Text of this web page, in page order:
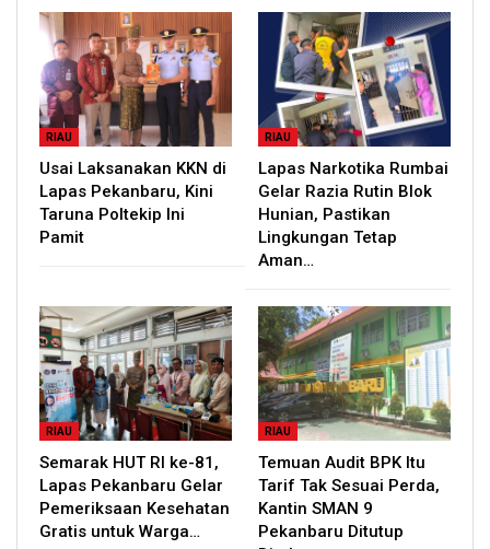
RIAU
Usai Laksanakan KKN di
Lapas Pekanbaru, Kini
Taruna Poltekip Ini
Pamit
RIAU
Lapas Narkotika Rumbai
Gelar Razia Rutin Blok
Hunian, Pastikan
Lingkungan Tetap
Aman…
RIAU
Semarak HUT RI ke-81,
Lapas Pekanbaru Gelar
Pemeriksaan Kesehatan
Gratis untuk Warga…
RIAU
Temuan Audit BPK Itu
Tarif Tak Sesuai Perda,
Kantin SMAN 9
Pekanbaru Ditutup